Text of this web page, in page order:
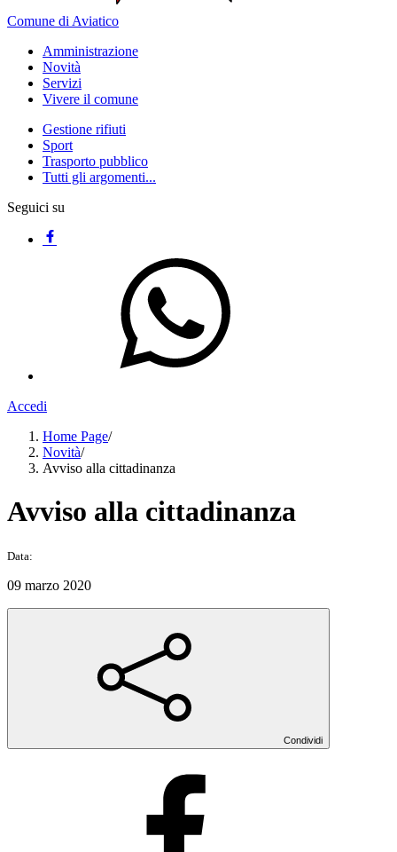
Comune di Aviatico
Amministrazione
Novità
Servizi
Vivere il comune
Gestione rifiuti
Sport
Trasporto pubblico
Tutti gli argomenti...
Seguici su
Accedi
Home Page/
Novità/
Avviso alla cittadinanza
Avviso alla cittadinanza
Data:
09 marzo 2020
Condividi